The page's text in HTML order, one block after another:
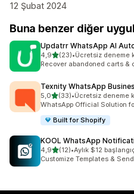
12 Şubat 2024
Buna benzer diğer
Updatrr WhatsApp AI
4,95 yıldız üzerinden
(23)
toplam 23 değerlendirme
•Ücretsiz deneme
Recover abandoned carts &
Texnity WhatsApp
5,05 yıldız üzerinden
(33)
toplam 33 değerlendirme
•Ücretsiz deneme
WhatsApp Official Solution
Built for Shopify
KOOL WhatsApp
4,95 yıldız üzerinden
(12)
toplam 12 değerlendirme
•Aylık $12
Customize Templates &